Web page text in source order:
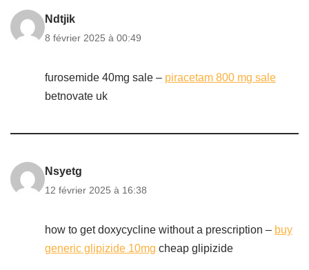
Ndtjik
8 février 2025 à 00:49
furosemide 40mg sale – piracetam 800 mg sale
betnovate uk
Nsyetg
12 février 2025 à 16:38
how to get doxycycline without a prescription – buy
generic glipizide 10mg cheap glipizide